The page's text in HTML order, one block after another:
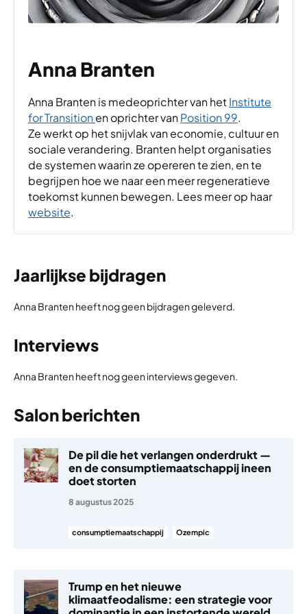
Anna Branten
Anna Branten is medeoprichter van hetInstitute
for Transitionen oprichter vanPosition 99.
Zewerkt op het snijvlak van economie, cultuur en
sociale verandering. Branten helpt organisaties
de systemen waarin ze opereren te zien, en te
begrijpen hoe we naar een meer regeneratieve
toekomst kunnen bewegen. Lees meer op haar
website.
Jaarlijkse bijdragen
Anna Branten heeft nog geen bijdragen geleverd.
Interviews
Anna Branten heeft nog geen interviews gegeven.
Salon berichten
De pil die het verlangen onderdrukt —
en de consumptiemaatschappij ineen
doet storten
8 augustus 2025
consumptiemaatschappij Ozempic
Trump en het nieuwe
klimaatfeodalisme: een strategie voor